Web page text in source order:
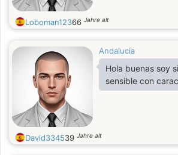
Loboman12366 Jahre alt
Andalucia
Hola buenas soy
sensible con
David334539 Jahre alt